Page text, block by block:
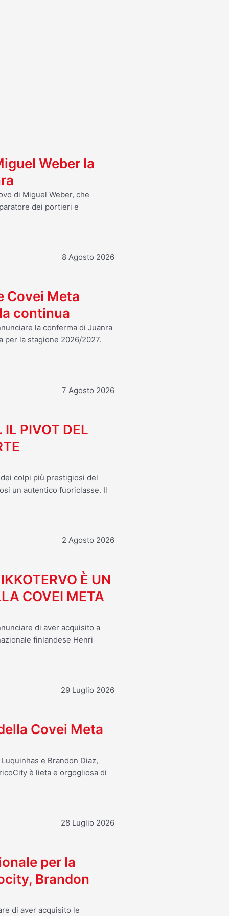
Weber la
di Miguel Weber, che
dei portieri e
8 Agosto 2026
Covei Meta
continua
la conferma di Juanra
per la stagione 2026/2027.
7 Agosto 2026
IL PIVOT DEL
colpi più prestigiosi del
un autentico fuoriclasse. Il
2 Agosto 2026
È UN
COVEI META
di aver acquisito a
finlandese Henri
29 Luglio 2026
Covei Meta
e Brandon Diaz,
è lieta e orgogliosa di
28 Luglio 2026
per la
Brandon
di aver acquisito le